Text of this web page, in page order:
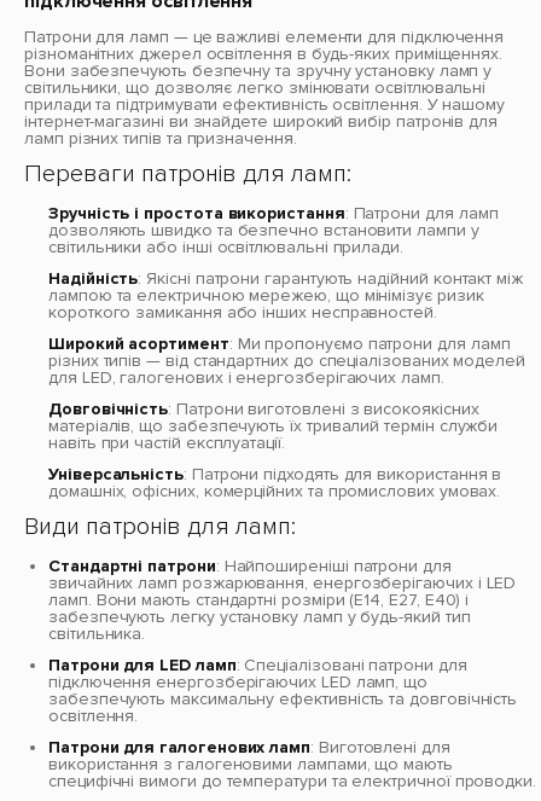
Патрони для ламп — це важливі елементи для підключення
різноманітних джерел освітлення в будь-яких приміщеннях.
Вони забезпечують безпечну та зручну установку ламп у
світильники, що дозволяє легко змінювати освітлювальні
прилади та підтримувати ефективність освітлення. У нашому
інтернет-магазині ви знайдете широкий вибір патронів для
ламп різних типів та призначення.
Переваги патронів для ламп:
Зручність і простота використання: Патрони для ламп
дозволяють швидко та безпечно встановити лампи у
світильники або інші освітлювальні прилади.
Надійність: Якісні патрони гарантують надійний контакт між
лампою та електричною мережею, що мінімізує ризик
короткого замикання або інших несправностей.
Широкий асортимент: Ми пропонуємо патрони для ламп
різних типів — від стандартних до спеціалізованих моделей
для LED, галогенових і енергозберігаючих ламп.
Довговічність: Патрони виготовлені з високоякісних
матеріалів, що забезпечують їх тривалий термін служби
навіть при частій експлуатації.
Універсальність: Патрони підходять для використання в
домашніх, офісних, комерційних та промислових умовах.
Види патронів для ламп:
Стандартні патрони: Найпоширеніші патрони для
звичайних ламп розжарювання, енергозберігаючих і LED
ламп. Вони мають стандартні розміри (E14, E27, E40) і
забезпечують легку установку ламп у будь-який тип
світильника.
Патрони для LED ламп: Спеціалізовані патрони для
підключення енергозберігаючих LED ламп, що
забезпечують максимальну ефективність та довговічність
освітлення.
Патрони для галогенових ламп: Виготовлені для
використання з галогеновими лампами, що мають
специфічні вимоги до температури та електричної проводки.